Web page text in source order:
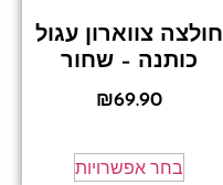
חולצה צווארון עגול
כותנה – שחור
₪69.90
בחר אפשרויות